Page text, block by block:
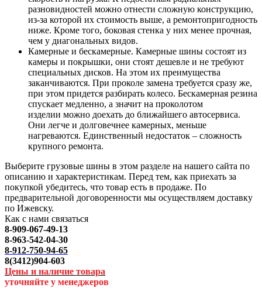
разновидностей можно отнести сложную конструкцию,
из-за которой их стоимость выше, а ремонтопригодность
ниже. Кроме того, боковая стенка у них менее прочная,
чем у диагональных видов.
Камерные и бескамерные. Камерные шины состоят из
камеры и покрышки, они стоят дешевле и не требуют
специальных дисков. На этом их преимущества
заканчиваются. При проколе замена требуется сразу же,
при этом придется разбирать колесо. Бескамерная резина
спускает медленно, а значит на проколотом
изделии можно доехать до ближайшего автосервиса.
Они легче и долговечнее камерных, меньше
нагреваются. Единственный недостаток – сложность
крупного ремонта.
Выберите грузовые шины в этом разделе на нашего сайта по
описанию и характеристикам. Перед тем, как приехать за
покупкой убедитесь, что товар есть в продаже. По
предварительной договоренности мы осуществляем доставку
по Ижевску.
Как с нами связаться
8-909-067-49-13
8-963-542-04-30
8-912-750-94-65
8(3412)904-603
Цены и наличие товара
уточняйте у менеджеров